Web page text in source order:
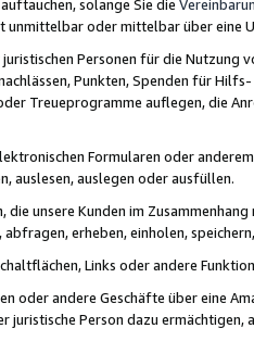
solange Sie die
unmittelbar oder mittelbar über eine
Personen für die Nutzung
Punkten, Spenden für
Treueprogramme auflegen, die
Formularen oder
auslesen, auslegen oder ausfüllen.
die unsere Kunden im
erheben, einholen,
Links oder andere
oder andere Geschäfte über eine
juristische Person dazu